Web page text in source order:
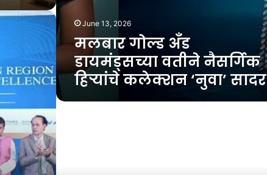
June 13, 2026
मलबार गोल्ड अँड
डायमंड्सच्या वतीने नैसर्गिक
हिऱ्यांचे कलेक्शन ‘नुवा’ सादर
गोव्यात
महिला
डिजिटल
सशक्तीकरण
योजनेअंतर्गत